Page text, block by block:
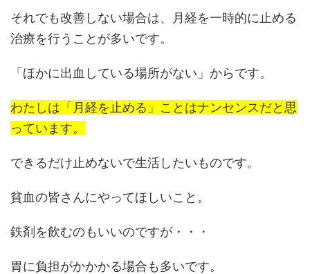
それでも改善しない場合は、月経を一時的に止める
治療を行うことが多いです。
「ほかに出血している場所がない」からです。
わたしは「月経を止める」ことはナンセンスだと思
っています。
できるだけ止めないで生活したいものです。
貧血の皆さんにやってほしいこと。
鉄剤を飲むのもいいのですが・・・
胃に負担がかかかる場合も多いです。